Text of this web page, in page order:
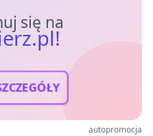
się na
autopromocja